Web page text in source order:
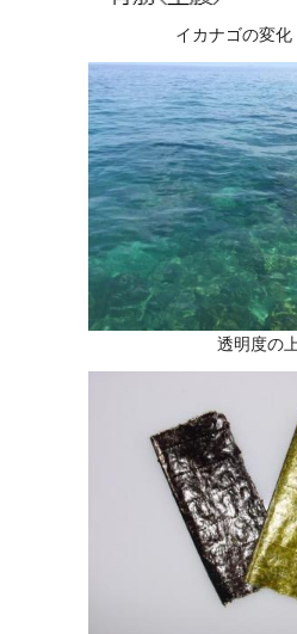
イカナゴの変化
透明度の